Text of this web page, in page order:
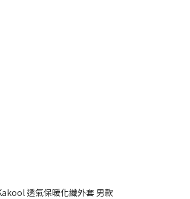
透氣保暖化纖外套 男款